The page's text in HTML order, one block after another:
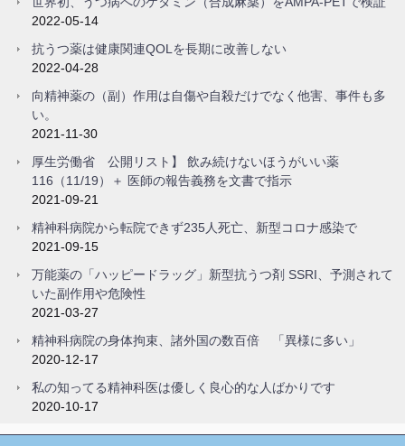
2022-05-14
抗うつ薬は健康関連QOLを長期に改善しない
2022-04-28
向精神薬の（副）作用は自傷や自殺だけでなく他害、事件も多
い。
2021-11-30
厚生労働省 公開リスト】 飲み続けないほうがいい薬
116（11/19）＋ 医師の報告義務を文書で指示
2021-09-21
精神科病院から転院できず235人死亡、新型コロナ感染で
2021-09-15
万能薬の「ハッピードラッグ」新型抗うつ剤 SSRI、予測されて
いた副作用や危険性
2021-03-27
精神科病院の身体拘束、諸外国の数百倍 「異様に多い」
2020-12-17
私の知ってる精神科医は優しく良心的な人ばかりです
2020-10-17